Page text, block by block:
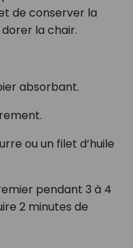
de conserver la
la chair.
absorbant.
ou un filet d’huile
pendant 3 à 4
2 minutes de